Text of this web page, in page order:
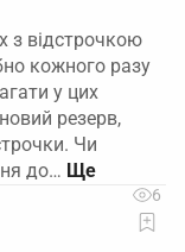
з відстрочкою
кожного разу
у цих
резерв,
Чи
до…
6